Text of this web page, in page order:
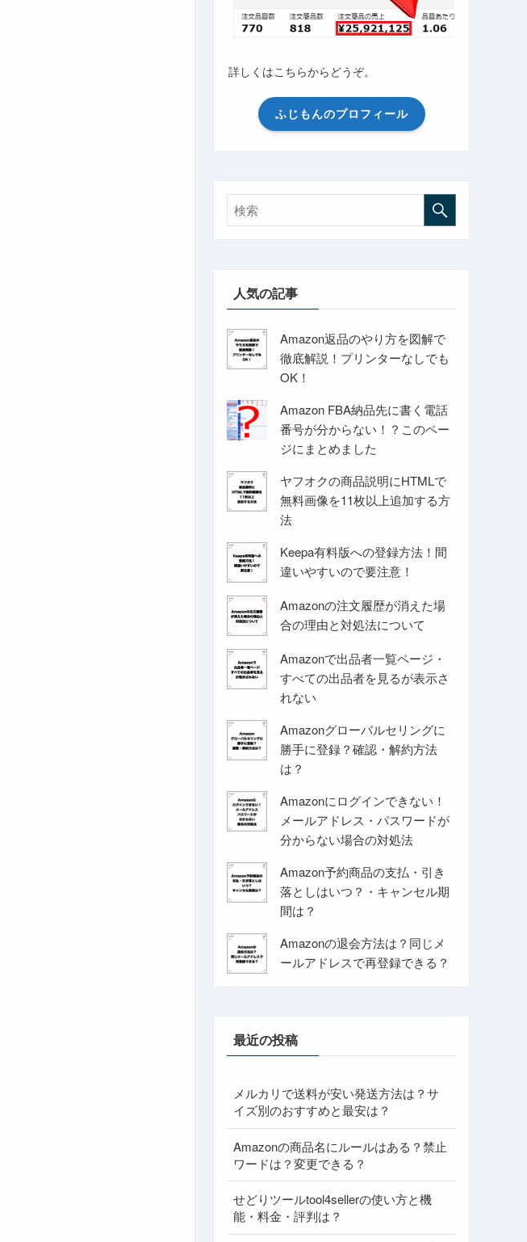
詳しくはこちらからどうぞ。
ふじもんのプロフィール
人気の記事
Amazon返品のやり方を図解で
徹底解説！プリンターなしでも
OK！
Amazon FBA納品先に書く電話
番号が分からない！？このペー
ジにまとめました
ヤフオクの商品説明にHTMLで
無料画像を11枚以上追加する方
法
Keepa有料版への登録方法！間
違いやすいので要注意！
Amazonの注文履歴が消えた場
合の理由と対処法について
Amazonで出品者一覧ページ・
すべての出品者を見るが表示さ
れない
Amazonグローバルセリングに
勝手に登録？確認・解約方法
は？
Amazonにログインできない！
メールアドレス・パスワードが
分からない場合の対処法
Amazon予約商品の支払・引き
落としはいつ？・キャンセル期
間は？
Amazonの退会方法は？同じメ
ールアドレスで再登録できる？
最近の投稿
メルカリで送料が安い発送方法は？サ
イズ別のおすすめと最安は？
Amazonの商品名にルールはある？禁止
ワードは？変更できる？
せどりツールtool4sellerの使い方と機
能・料金・評判は？